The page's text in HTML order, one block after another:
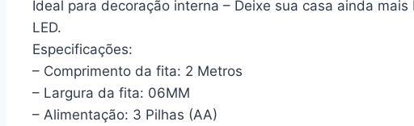
Ideal para decoração interna – Deixe sua casa ainda
LED.
Especificações:
– Comprimento da fita: 2 Metros
– Largura da fita: 06MM
– Alimentação: 3 Pilhas (AA)